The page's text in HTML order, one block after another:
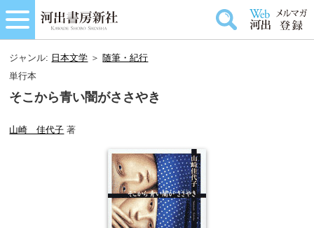
ジャンル: 日本文学 ＞ 随筆・紀行
単行本
そこから青い闇がささやき
山崎 佳代子 著